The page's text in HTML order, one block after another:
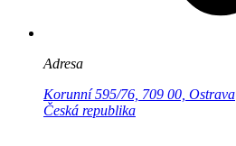
Adresa
Korunní 595/76, 709 00, Ostrava
Česká republika